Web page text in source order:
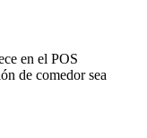
en el POS
de comedor sea